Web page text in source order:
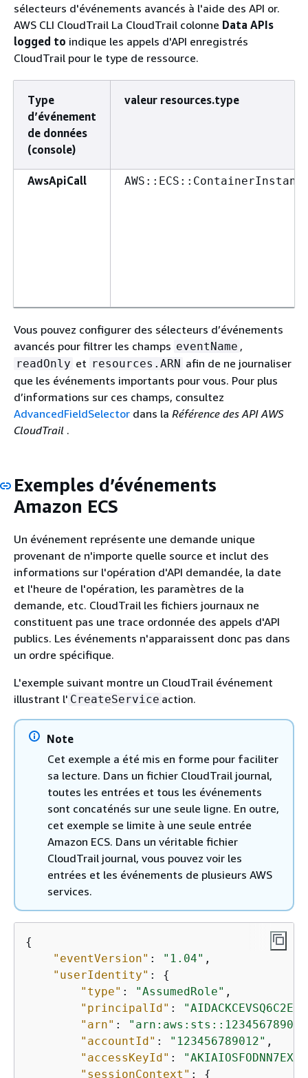
sélecteurs d'événements avancés à l'aide des API or.
AWS CLI CloudTrail La CloudTrail colonne Data APIs
logged to indique les appels d'API enregistrés
CloudTrail pour le type de ressource.
Type
d’événement
de données
(console)
valeur resources.type
AwsApiCall
Vous pouvez configurer des sélecteurs d’événements
avancés pour filtrer les champs eventName ,
readOnly et resources.ARN afin de ne journaliser
que les événements importants pour vous. Pour plus
d’informations sur ces champs, consultez
AdvancedFieldSelector dans la Référence des API AWS
CloudTrail .
Exemples d’événements
Amazon ECS
Un événement représente une demande unique
provenant de n'importe quelle source et inclut des
informations sur l'opération d'API demandée, la date
et l'heure de l'opération, les paramètres de la
demande, etc. CloudTrail les fichiers journaux ne
constituent pas une trace ordonnée des appels d'API
publics. Les événements n'apparaissent donc pas dans
un ordre spécifique.
L'exemple suivant montre un CloudTrail événement
illustrant l' CreateService action.
Note
Cet exemple a été mis en forme pour faciliter
sa lecture. Dans un fichier CloudTrail journal,
toutes les entrées et tous les événements
sont concaténés sur une seule ligne. En outre,
cet exemple se limite à une seule entrée
Amazon ECS. Dans un véritable fichier
CloudTrail journal, vous pouvez voir les
entrées et les événements de plusieurs AWS
services.
{
"eventVersion" : "1.04" ,
"userIdentity" : {
"type" : "AssumedRole" ,
"principalId" :
"arn" :
"accountId" : "123456789012" ,
"accessKeyId" :
"sessionContext" : {